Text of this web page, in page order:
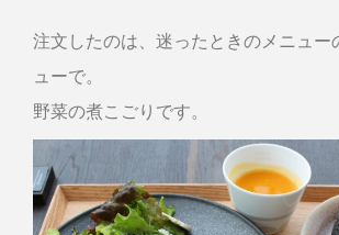
注文したのは、迷ったときのメニュー
ューで。
野菜の煮こごりです。